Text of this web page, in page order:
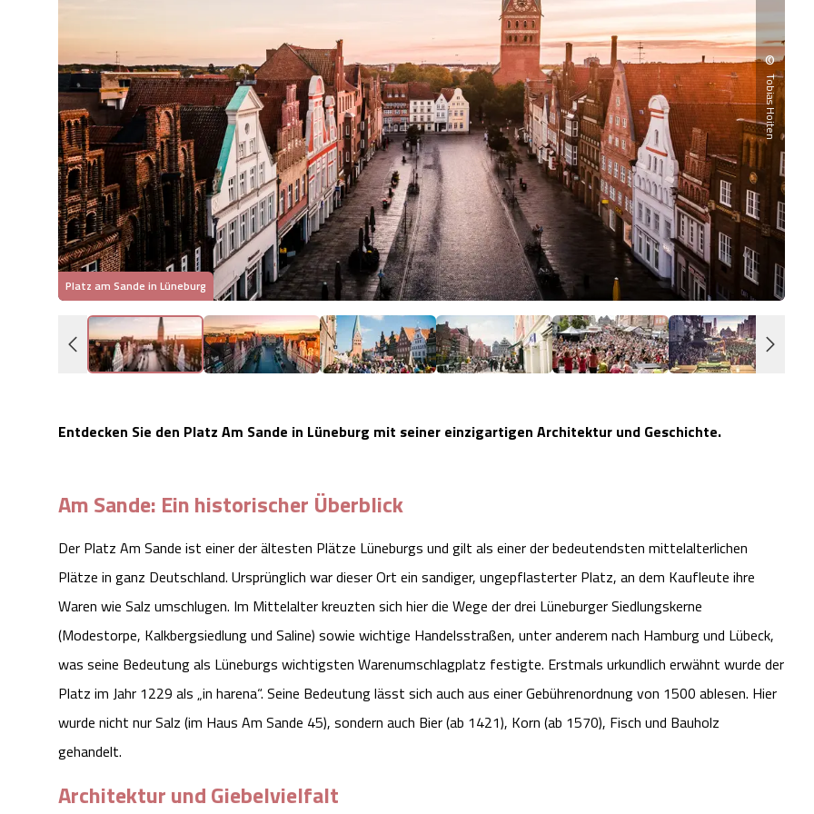
Platz am Sande in Lüneburg
©
Tobias Hoiten
Entdecken Sie den Platz Am Sande in Lüneburg mit seiner einzigartigen Architektur und Geschichte.
Am Sande: Ein historischer Überblick
Der Platz Am Sande ist einer der ältesten Plätze Lüneburgs und gilt als einer der bedeutendsten mittelalterlichen
Plätze in ganz Deutschland. Ursprünglich war dieser Ort ein sandiger, ungepflasterter Platz, an dem Kaufleute ihre
Waren wie Salz umschlugen. Im Mittelalter kreuzten sich hier die Wege der drei Lüneburger Siedlungskerne
(Modestorpe, Kalkbergsiedlung und Saline) sowie wichtige Handelsstraßen, unter anderem nach Hamburg und Lübeck,
was seine Bedeutung als Lüneburgs wichtigsten Warenumschlagplatz festigte. Erstmals urkundlich erwähnt wurde der
Platz im Jahr 1229 als „in harena“. Seine Bedeutung lässt sich auch aus einer Gebührenordnung von 1500 ablesen. Hier
wurde nicht nur Salz (im Haus Am Sande 45), sondern auch Bier (ab 1421), Korn (ab 1570), Fisch und Bauholz
gehandelt.
Architektur und Giebelvielfalt